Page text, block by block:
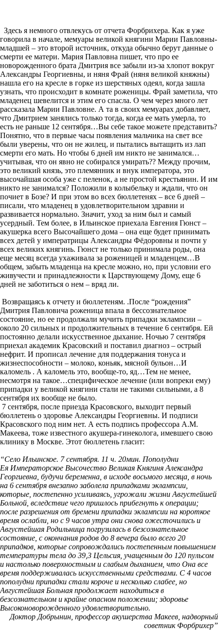
Здесь я немного отвлекусь от отчета Форбрихера. Как я уже
говорила в начале, мемуары великой княгини Марии Павловны-
младшей – это второй источник, откуда обычно берут данные о
смерти ее матери. Мария Павловна пишет, что про ее
новорожденного брата Дмитрия все забыли из-за хлопот вокруг
Александры Георгиевны, и няня Фрай (няня великой княжны)
нашла его на кресле в горке из шерстяных одеял, когда зашла
узнать, что происходит в комнате роженицы. Фрай заметила, что
младенец шевелится и этим его спасла. О чем через много лет
рассказала Марии Павловне. А та в своих мемуарах добавляет,
что Дмитрием занялись только тогда, когда ее мать умерла, то
есть не раньше 12 сентября…Вы себе такое можете представить?
Понятно, что в первые часы появления мальчика на свет все
были уверены, что он не жилец, и пытались вытащить из лап
смерти его мать. Но чтобы 6 дней им никто не занимался…
учитывая, что он явно не собирался умирать?? Между прочим,
это великий князь, это племянник и внук императора, это
высочайшая особа уже с пеленок, а не простой крестьянин. И им
никто не занимался? Положили в колыбельку и ждали, что он
почиет в Бозе? И при этом во всех бюллетенях – все 6 дней –
писали, что младенец в удовлетворительном здравии и
развивается нормально. Значит, уход за ним был и самый
усердный. Тем более, в Ильинское приехала Евгения Гюнст –
акушерка всего Высочайшего дома – она еще будет принимать
всех детей у императрицы Александры Фёдоровны и почти у
всех великих княгинь. Гюнст не только принимала роды, она
еще месяц всегда ухаживала за роженицей и младенцем…В
общем, забыть младенца на кресле можно, но, при условии его
живучести и принадлежности к Царствующему Дому, еще 6
дней не заботиться о нем – вряд ли.
Возвращаясь к отчету и бюллетеням. .После “рождения”
Дмитрия Павловича роженица впала в бессознательное
состояние, но ее продолжали мучить припадки эклампсии –
около 20 сильных и продолжительных в течение 6 сентября. Ей
постоянно делали искусственное дыхание. Ночью 7 сентября
приехал академик Красовский и поставил диагноз – острый
нефрит. И прописал лечение для поддержания тонуса и
жизнеспособности – молоко, коньяк, мясной бульон…И
каломель . А каломель это, вообще-то, яд…Тем не менее,
несмотря на такое…специфическое лечение (или вопреки ему)
припадки у великой княгини стали не такими сильными, а 8
сентября их вообще не было.
7 сентября, после приезда Красовского, выходит первый
бюллетень о здоровье Александры Георгиевны. И подписи
Красовского под ним нет. А есть подпись профессора А.М.
Макеева, тоже известного акушера-гинеколога, имевшего свою
клинику в Москве. Этот бюллетень гласит:
“Село Ильинское. 7 сентября. 11 ч. 20мин. Пополудни
Ея Императорское Высочество Великая Княгиня Александра
Георгиевна, будучи беременна, в исходе восьмого месяца, в ночь
на 6 сентября внезапно заболела припадками эклампсии,
которые, постепенно усиливаясь, угрожали жизни Августейшей
Больной, вследствие чего пришлось прибегнуть к операции;
после разрешения от бремени припадки эклампсии на короткое
время ослабли, но с 9 часов утра они снова ожесточились и
Августейшая Родильница погрузилась в безсознательное
состояние, с окончания родов до 8 вечера было всего 20
припадков, которые сопровождались постепенным повышением
температуры тела до 39,3 Цельсия, учащенным до 120 пульсом
и настолько поверхностным и слабым дыханием, что Она все
время поддерживалась искусственными средствами. С 4 часов
пополудни припадки стали короче и несколько слабее, но
Августейшая Больная продолжает находиться в
безсознательном и крайне опасном положении; здоровье
Высоконоворожденного удовлетворительно.
Доктор Добрынин, профессор акушерства Макеев, надворный
советник Форбрихер”